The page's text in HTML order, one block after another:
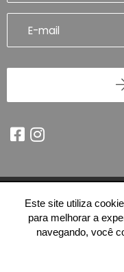
© 2026 - Imobiliária
-Todos
Este site utiliza
para melhorar a
navegando, você